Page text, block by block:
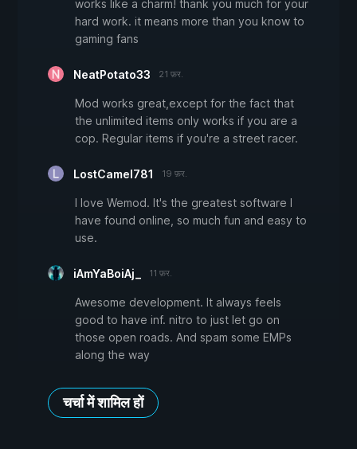
works like a charm! thank you much for your
hard work. it means more than you know to
gaming fans
NeatPotato33 21 फ़र.
Mod works great,except for the fact that
the unlimited items only works if you are a
cop. Regular items if you're a street racer.
LostCamel781 19 फ़र.
I love Wemod. It's the greatest software I
have found online, so much fun and easy to
use.
iAmYaBoiAj_ 11 फ़र.
Awesome development. It always feels
good to have inf. nitro to just let go on
those open roads. And spam some EMPs
along the way
चर्चा में शामिल हों